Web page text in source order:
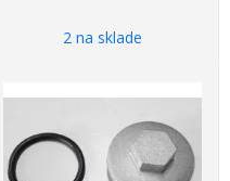
2 na sklade